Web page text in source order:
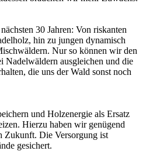
30 Jahren: Von riskanten
hin zu jungen dynamisch
Nur so können wir den
Nadelwäldern ausgleichen und die
die uns der Wald sonst noch
und Holzenergie als Ersatz
Hierzu haben wir genügend
Zukunft. Die Versorgung ist
gesichert.